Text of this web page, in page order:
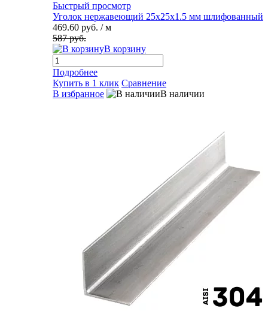
Быстрый просмотр
Уголок нержавеющий 25х25х1.5 мм шлифованный
469.60 руб. / м
587 руб.
В корзину
Подробнее
Купить в 1 клик Сравнение
В избранное
В наличии